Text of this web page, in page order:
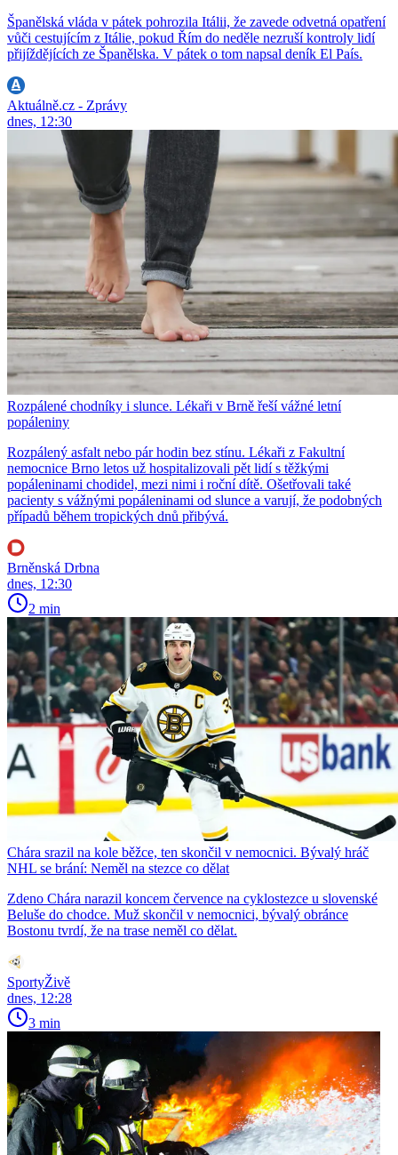
Španělská vláda v pátek pohrozila Itálii, že zavede odvetná opatření
vůči cestujícím z Itálie, pokud Řím do neděle nezruší kontroly lidí
přijíždějících ze Španělska. V pátek o tom napsal deník El País.
Aktuálně.cz - Zprávy
dnes, 12:30
Rozpálené chodníky i slunce. Lékaři v Brně řeší vážné letní
popáleniny
Rozpálený asfalt nebo pár hodin bez stínu. Lékaři z Fakultní
nemocnice Brno letos už hospitalizovali pět lidí s těžkými
popáleninami chodidel, mezi nimi i roční dítě. Ošetřovali také
pacienty s vážnými popáleninami od slunce a varují, že podobných
případů během tropických dnů přibývá.
Brněnská Drbna
dnes, 12:30
2 min
Chára srazil na kole běžce, ten skončil v nemocnici. Bývalý hráč
NHL se brání: Neměl na stezce co dělat
Zdeno Chára narazil koncem července na cyklostezce u slovenské
Beluše do chodce. Muž skončil v nemocnici, bývalý obránce
Bostonu tvrdí, že na trase neměl co dělat.
SportyŽivě
dnes, 12:28
3 min